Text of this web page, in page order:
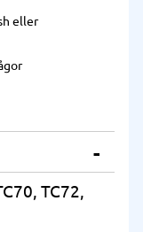
eller
TC72,